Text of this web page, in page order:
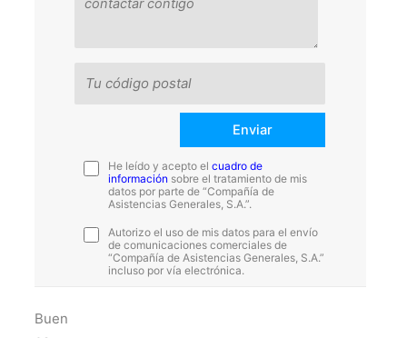
He leído y acepto elcuadro de
información sobre el tratamiento de mis
datos por parte de “Compañía de
Asistencias Generales, S.A.”.
Autorizo el uso de mis datos para el envío
de comunicaciones comerciales de
“Compañía de Asistencias Generales, S.A.”
incluso por vía electrónica.
Buen